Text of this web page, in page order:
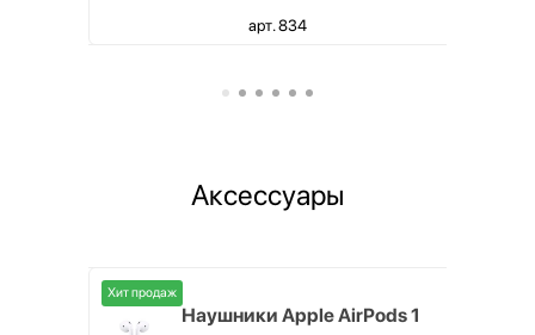
арт. 834
Аксессуары
Хит продаж
Наушники Apple AirPods 1